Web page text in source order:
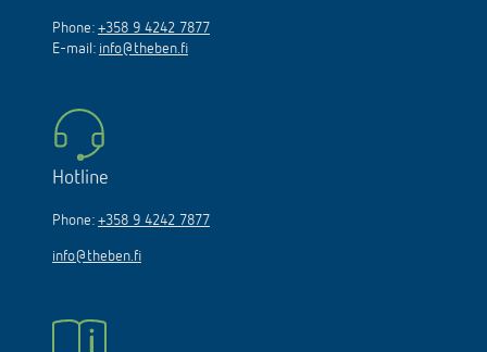
Phone: +358 9 4242 7877
E-mail: info@theben.fi
Hotline
Phone: +358 9 4242 7877
info@theben.fi